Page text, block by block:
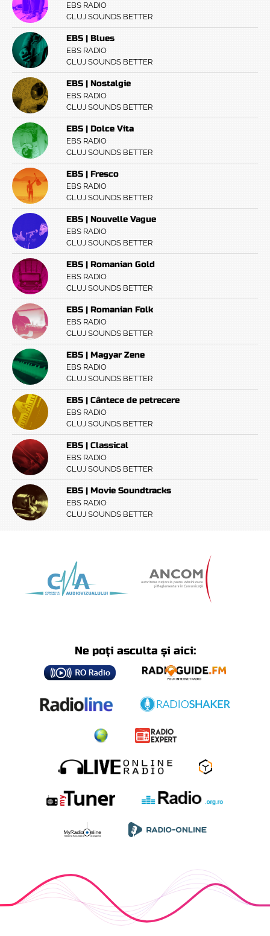
EBS RADIO
CLUJ SOUNDS BETTER
EBS | Blues
EBS RADIO
CLUJ SOUNDS BETTER
EBS | Nostalgie
EBS RADIO
CLUJ SOUNDS BETTER
EBS | Dolce Vita
EBS RADIO
CLUJ SOUNDS BETTER
EBS | Fresco
EBS RADIO
CLUJ SOUNDS BETTER
EBS | Nouvelle Vague
EBS RADIO
CLUJ SOUNDS BETTER
EBS | Romanian Gold
EBS RADIO
CLUJ SOUNDS BETTER
EBS | Romanian Folk
EBS RADIO
CLUJ SOUNDS BETTER
EBS | Magyar Zene
EBS RADIO
CLUJ SOUNDS BETTER
EBS | Cântece de petrecere
EBS RADIO
CLUJ SOUNDS BETTER
EBS | Classical
EBS RADIO
CLUJ SOUNDS BETTER
EBS | Movie Soundtracks
EBS RADIO
CLUJ SOUNDS BETTER
Ne poți asculta și aici: